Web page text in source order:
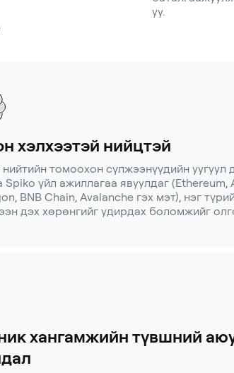
уу.
хэлхээтэй нийцтэй
томоохон сүлжээнүүдийн уугуул
Spiko үйл ажиллагаа явуулдаг (Ethereum,
BNB Chain, Avalanche гэх мэт), нэг
дэх хөрөнгийг удирдах боломжийг
хангамжийн түвшний